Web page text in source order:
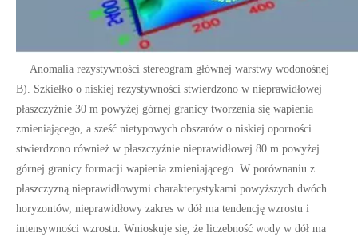
Anomalia rezystywności stereogram głównej warstwy wodonośnej
B). Szkiełko o niskiej rezystywności stwierdzono w nieprawidłowej
płaszczyźnie 30 m powyżej górnej granicy tworzenia się wapienia
zmieniającego, a sześć nietypowych obszarów o niskiej oporności
stwierdzono również w płaszczyźnie nieprawidłowej 80 m powyżej
górnej granicy formacji wapienia zmieniającego. W porównaniu z
płaszczyzną nieprawidłowymi charakterystykami powyższych dwóch
horyzontów, nieprawidłowy zakres w dół ma tendencję wzrostu i
intensywności wzrostu. Wnioskuje się, że liczebność wody w dół ma